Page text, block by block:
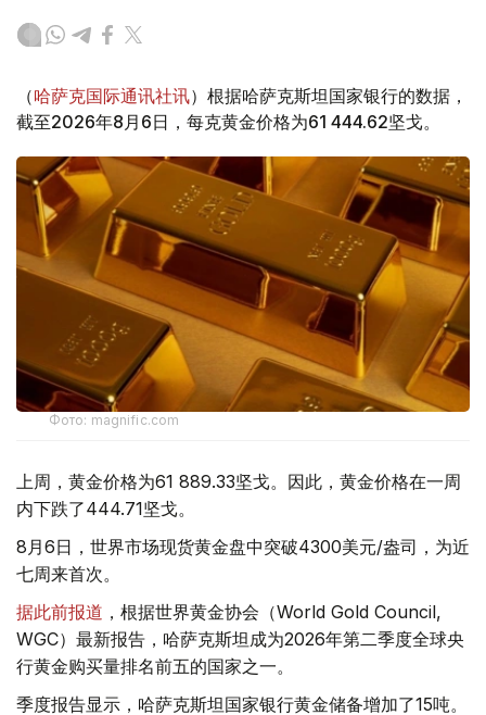
（哈萨克国际通讯社讯）根据哈萨克斯坦国家银行的数据，
截至2026年8月6日，每克黄金价格为61 444.62坚戈。
Фото: magnific.com
上周，黄金价格为61 889.33坚戈。因此，黄金价格在一周
内下跌了444.71坚戈。
8月6日，世界市场现货黄金盘中突破4300美元/盎司，为近
七周来首次。
据此前报道 ，根据世界黄金协会（World Gold Council,
WGC）最新报告，哈萨克斯坦成为2026年第二季度全球央
行黄金购买量排名前五的国家之一。
季度报告显示，哈萨克斯坦国家银行黄金储备增加了15吨。